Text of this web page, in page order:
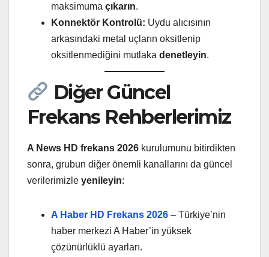
maksimuma çıkarın.
Konnektör Kontrolü: Uydu alıcısının
arkasındaki metal uçların oksitlenip
oksitlenmediğini mutlaka denetleyin.
Diğer Güncel
Frekans Rehberlerimiz
A News HD frekans 2026 kurulumunu bitirdikten
sonra, grubun diğer önemli kanallarını da güncel
verilerimizle yenileyin:
A Haber HD Frekans 2026 – Türkiye’nin
haber merkezi A Haber’in yüksek
çözünürlüklü ayarları.